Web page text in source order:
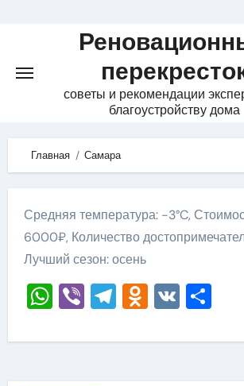
советы и рекомендации
благоустройству дома
Главная Самара
Средняя температура: -3°C,
6000₽, Количество
Лучший сезон: осень
WhatsApp
ViberTelegram
VK